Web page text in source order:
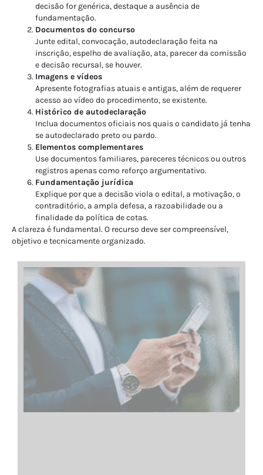
decisão for genérica, destaque a ausência de
fundamentação.
Documentos do concurso
Junte edital, convocação, autodeclaração feita na
inscrição, espelho de avaliação, ata, parecer da comissão
e decisão recursal, se houver.
Imagens e vídeos
Apresente fotografias atuais e antigas, além de requerer
acesso ao vídeo do procedimento, se existente.
Histórico de autodeclaração
Inclua documentos oficiais nos quais o candidato já tenha
se autodeclarado preto ou pardo.
Elementos complementares
Use documentos familiares, pareceres técnicos ou outros
registros apenas como reforço argumentativo.
Fundamentação jurídica
Explique por que a decisão viola o edital, a motivação, o
contraditório, a ampla defesa, a razoabilidade ou a
finalidade da política de cotas.
A clareza é fundamental. O recurso deve ser compreensível,
objetivo e tecnicamente organizado.